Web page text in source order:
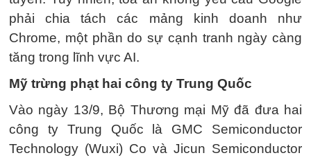
phải chia tách các mảng kinh doanh như
Chrome, một phần do sự cạnh tranh ngày càng
tăng trong lĩnh vực AI.
Mỹ trừng phạt hai công ty Trung Quốc
Vào ngày 13/9, Bộ Thương mại Mỹ đã đưa hai
công ty Trung Quốc là GMC Semiconductor
Technology (Wuxi) Co và Jicun Semiconductor